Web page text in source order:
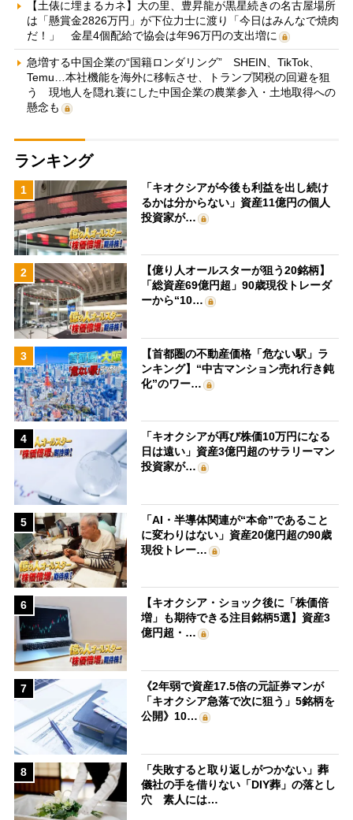
【土俵に埋まるカネ】大の里、豊昇龍が黒星続きの名古屋場所
は「懸賞金2826万円」が下位力士に渡り「今日はみんなで焼肉
だ！」 金星4個配給で協会は年96万円の支出増に
急増する中国企業の“国籍ロンダリング” SHEIN、TikTok、
Temu…本社機能を海外に移転させ、トランプ関税の回避を狙
う 現地人を隠れ蓑にした中国企業の農業参入・土地取得への
懸念も
ランキング
1
「キオクシアが今後も利益を出し続け
るかは分からない」資産11億円の個人
投資家が…
2
【億り人オールスターが狙う20銘柄】
「総資産69億円超」90歳現役トレーダ
ーから“10…
3
【首都圏の不動産価格「危ない駅」ラ
ンキング】“中古マンション売れ行き鈍
化”のワー…
4
「キオクシアが再び株価10万円になる
日は遠い」資産3億円超のサラリーマン
投資家が…
5
「AI・半導体関連が“本命”であること
に変わりはない」資産20億円超の90歳
現役トレー…
6
【キオクシア・ショック後に「株価倍
増」も期待できる注目銘柄5選】資産3
億円超・…
7
《2年弱で資産17.5倍の元証券マンが
「キオクシア急落で次に狙う」5銘柄を
公開》10…
8
「失敗すると取り返しがつかない」葬
儀社の手を借りない「DIY葬」の落とし
穴 素人には…